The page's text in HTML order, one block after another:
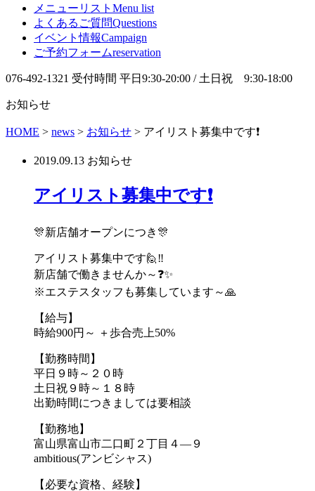
メニューリスト Menu list
よくあるご質問Questions
イベント情報Campaign
ご予約フォームreservation
076-492-1321 受付時間 平日9:30-20:00 / 土日祝 9:30-18:00
お知らせ
HOME > news > お知らせ > アイリスト募集中です❗️
2019.09.13 お知らせ
アイリスト募集中です❗️
🎊新店舗オープンにつき🎊
アイリスト募集中です🙋‼️
新店舗で働きませんか～❓✨
※エステスタッフも募集しています～🙏
【給与】
時給900円～ ＋歩合売上50%
【勤務時間】
平日９時～２０時
土日祝９時～１８時
出勤時間につきましては要相談
【勤務地】
富山県富山市二口町２丁目４―９
ambitious(アンビシャス)
【必要な資格、経験】